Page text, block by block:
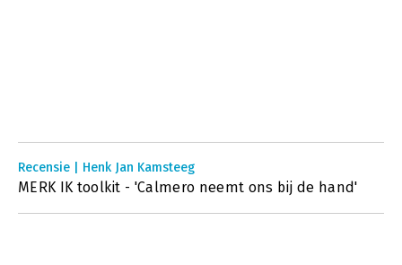
Recensie | Henk Jan Kamsteeg
MERK IK toolkit - 'Calmero neemt ons bij de hand'